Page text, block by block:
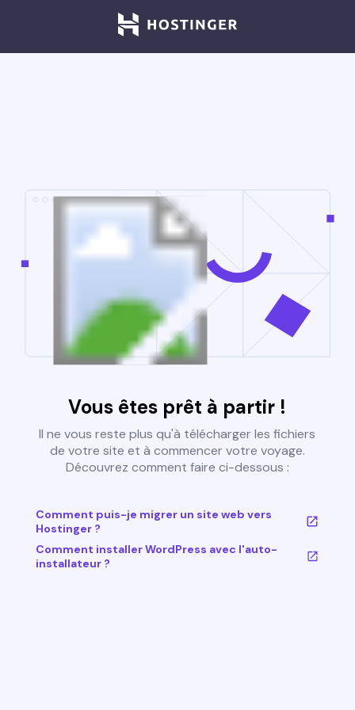
Vous êtes prêt à partir !
Il ne vous reste plus qu'à télécharger les fichiers
de votre site et à commencer votre voyage.
Découvrez comment faire ci-dessous :
Comment puis-je migrer un site web vers
Hostinger ?
Comment installer WordPress avec l'auto-
installateur ?